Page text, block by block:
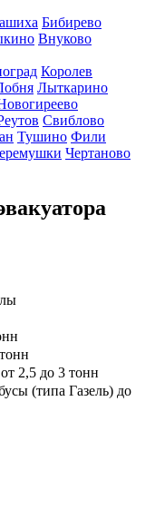
Бибирево
Внуково
Королев
Лыткарино
Свиблово
Тушино Фили
Чертаново
2,5 до 3 тонн
(типа Газель) до